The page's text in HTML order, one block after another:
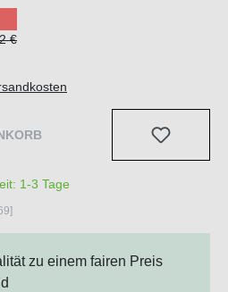
€
1-3 Tage
zu einem fairen Preis